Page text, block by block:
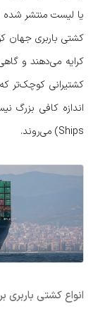
یا لیست منتشر شده
کشتی باربری جهان
کرایه می‌دهند و
کشتیرانی کوچک‌تر
Ships) می‌روند.
انواع کشتی